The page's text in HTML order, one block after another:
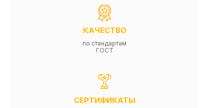
КАЧЕСТВО
по стандартам
ГОСТ
СЕРТИФИКАТЫ